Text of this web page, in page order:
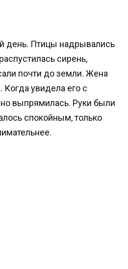
день. Птицы надрывались
сирень,
почти до земли. Жена
Когда увидела его с
выпрямилась. Руки были
спокойным, только